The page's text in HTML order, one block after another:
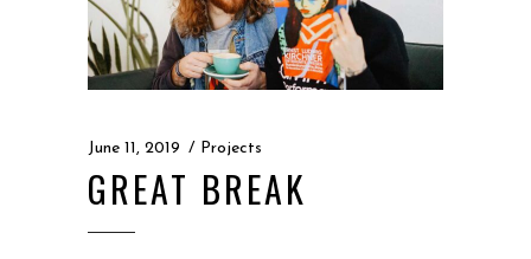
June 11, 2019 Projects
GREAT BREAK